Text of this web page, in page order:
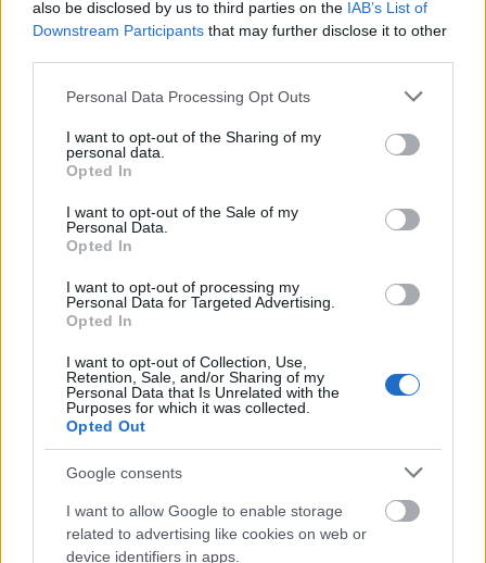
also be disclosed by us to third parties on the IAB’s List of
Downstream Participants that may further disclose it to other
Please note that this website/app uses one or more Google
not limited to your visit or usage behaviour. You may click to
grant or deny consent to Google and its third-party tags to
use your data for below specified purposes in below Google
consent section.
Personal Data Processing Opt Outs
I want to opt-out of the Sharing of my
personal data.
Opted In
I want to opt-out of the Sale of my
Personal Data.
Opted In
I want to opt-out of processing my
Personal Data for Targeted Advertising.
Opted In
I want to opt-out of Collection, Use,
Retention, Sale, and/or Sharing of my
Personal Data that Is Unrelated with the
Purposes for which it was collected.
Opted Out
Google consents
I want to allow Google to enable storage
related to advertising like cookies on web or
device identifiers in apps.
1 dl fehérbor/rosé bor
6 dl zöldségleves alaplé
1. A sütőtököt meghámozom, kimagozom,
felkockázom, majd félreteszem.
2. A vöröshagymát finomra aprítom, majd a vajon
pikánssá teszi a levest, és nagyon megy a
sütőtökhöz.
másodpercig együtt pirítom őket. Ezután felöntöm a
borral, majd addig párolom benne a tökkockákat,
4. Felöntöm az alaplével (leveskockából is
készíthetünk), sózom, borsozom, majd 15-20 perc
alatt puhára főzöm benne a tököt.
5. Amint megpuhult a tök, félreteszem a levest, amíg
6. Végül tovább fűszerezem, ha szükséges, őrölt
szerecsendiót és egy csipet őrölt gyömbért is adok
hozzá. Ezután belemorzsolgatom a kecskesajtot,
néhány csepp olívaolajat pöttyögtetek a tetejére, és